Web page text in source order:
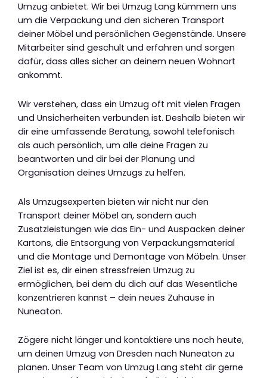
Umzug anbietet. Wir bei Umzug Lang kümmern uns
um die Verpackung und den sicheren Transport
deiner Möbel und persönlichen Gegenstände. Unsere
Mitarbeiter sind geschult und erfahren und sorgen
dafür, dass alles sicher an deinem neuen Wohnort
ankommt.
Wir verstehen, dass ein Umzug oft mit vielen Fragen
und Unsicherheiten verbunden ist. Deshalb bieten wir
dir eine umfassende Beratung, sowohl telefonisch
als auch persönlich, um alle deine Fragen zu
beantworten und dir bei der Planung und
Organisation deines Umzugs zu helfen.
Als Umzugsexperten bieten wir nicht nur den
Transport deiner Möbel an, sondern auch
Zusatzleistungen wie das Ein- und Auspacken deiner
Kartons, die Entsorgung von Verpackungsmaterial
und die Montage und Demontage von Möbeln. Unser
Ziel ist es, dir einen stressfreien Umzug zu
ermöglichen, bei dem du dich auf das Wesentliche
konzentrieren kannst – dein neues Zuhause in
Nuneaton.
Zögere nicht länger und kontaktiere uns noch heute,
um deinen Umzug von Dresden nach Nuneaton zu
planen. Unser Team von Umzug Lang steht dir gerne